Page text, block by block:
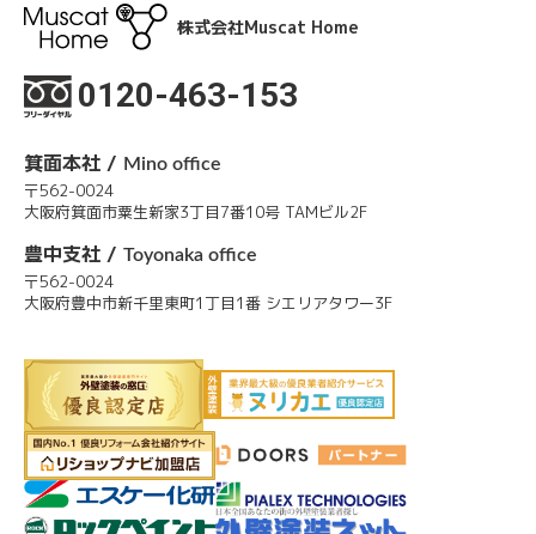
株式会社Muscat Home
0120-463-153
箕面本社 / Mino office
〒562-0024
大阪府箕面市粟生新家3丁目7番10号 TAMビル2F
豊中支社 / Toyonaka office
〒562-0024
大阪府豊中市新千里東町1丁目1番 シエリアタワー3F